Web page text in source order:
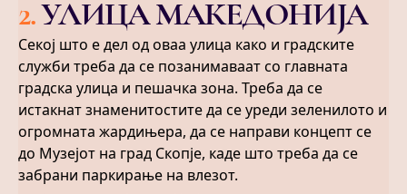
2.УЛИЦА МАКЕДОНИЈА
Секој што е дел од оваа улица како и градските
служби треба да се позанимаваат со главната
градска улица и пешачка зона. Треба да се
истакнат знаменитостите да се уреди зеленилото и
огромната жардињера, да се направи концепт се
до Музејот на град Скопје, каде што треба да се
забрани паркирање на влезот.